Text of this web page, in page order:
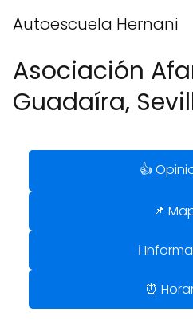
Autoescuela Hernani
Asociación
Guadaíra,
👍
📌
ℹ️
⏰